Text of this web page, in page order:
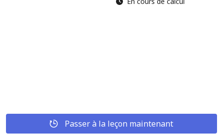
Passer à la leçon maintenant